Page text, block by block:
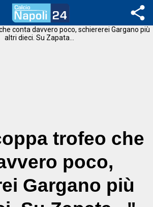
trofeo che
poco,
Gargano più